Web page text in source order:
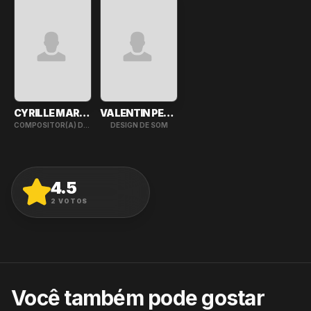
CYRILLE MARCHESSEAU VALENTIN PETITEAU
DESIGN DE SOM
4.5
2 VOTOS
Você também pode gostar